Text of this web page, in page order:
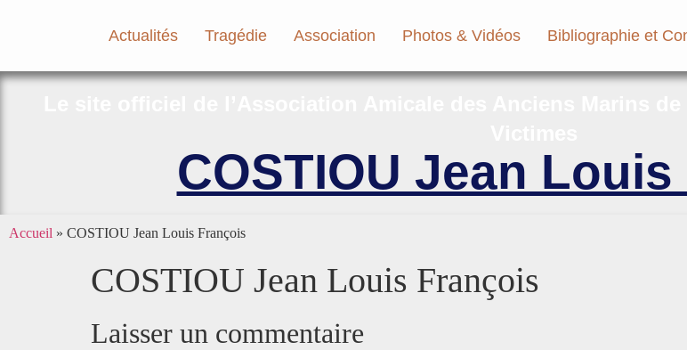
Actualités Tragédie Association Photos & Vidéos Bibliographie et
COSTIOU Jean
Accueil » COSTIOU Jean Louis François
COSTIOU Jean Louis François
Laisser un commentaire